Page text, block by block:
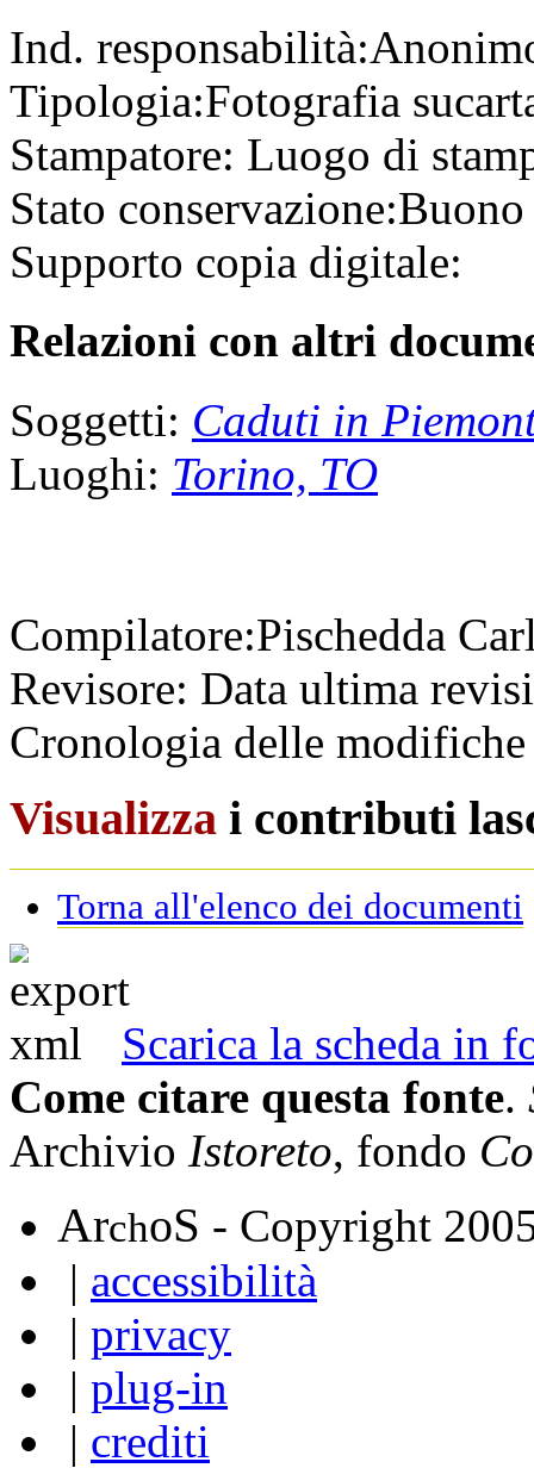
Ind. responsabilità:
Tipologia:Fotografia su
Stampatore: Luogo di
Stato conservazione:Buono
Supporto copia digitale:
Relazioni con altri
Soggetti: Caduti in
Luoghi: Torino, TO
Compilatore:Pischedda
Revisore: Data ultima
Cronologia delle
Visualizza i contributi
Torna all'elenco dei documenti
Scarica la scheda in
Come citare questa fonte.
Archivio Istoreto, fondo
ArchoS - Copyright
| accessibilità
| privacy
| plug-in
| crediti